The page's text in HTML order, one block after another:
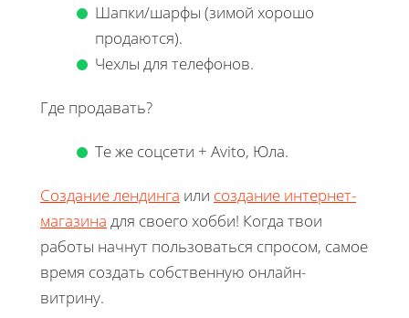
Шапки/шарфы (зимой хорошо
продаются).
Чехлы для телефонов.
Где продавать?
Те же соцсети + Avito, Юла.
Создание лендинга или создание интернет-
магазина для своего хобби! Когда твои
работы начнут пользоваться спросом, самое
время создать собственную онлайн-
витрину.